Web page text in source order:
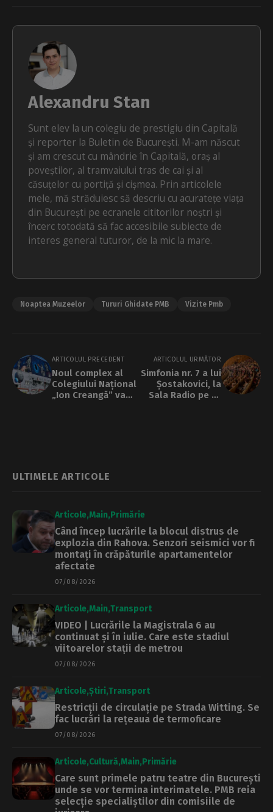
Alexandru Stan
Sunt elev la un colegiu de prestigiu din Capitală
și reporter la Buletin de București. M-am născut
și am crescut cu mândrie în Capitală, oraș al
poveștilor, al tramvaiului tras de cai și al
căsuțelor cu portiță și cișmea. Prin articolele
mele, mă străduiesc să descriu cu acuratețe viața
din București pe ecranele cititorilor noștri și
încerc totodată să fac accesibile subiecte de
interes general tuturor, de la mic la mare.
Noaptea Muzeelor Tururi Ghidate PMB Vizite Pmb
ARTICOLUL PRECEDENT
Noul complex al
Colegiului Național
„Ion Creangă” va
ARTICOLUL URMĂTOR
Simfonia nr. 7 a lui
Șostakovici, la
Sala Radio pe 22
ULTIMELE ARTICOLE
Articole Main Primărie
Când încep lucrările la blocul distrus de
explozia din Rahova. Senzori seismici vor fi
montați în crăpăturile apartamentelor
afectate
07/08/2026
Articole Main Transport
VIDEO | Lucrările la Magistrala 6 au
continuat și în iulie. Care este stadiul
viitoarelor stații de metrou
07/08/2026
Articole Știri Transport
Restricții de circulație pe Strada Witting. Se
fac lucrări la rețeaua de termoficare
07/08/2026
Articole Cultură Main Primărie
Care sunt primele patru teatre din București
unde se vor termina interimatele. PMB reia
selecție specialiștilor din comisiile de